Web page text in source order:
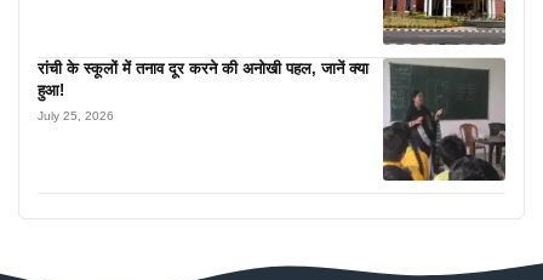
रांची के स्कूलों में तनाव दूर करने की अनोखी पहल, जानें क्या
हुआ!
July 25, 2026